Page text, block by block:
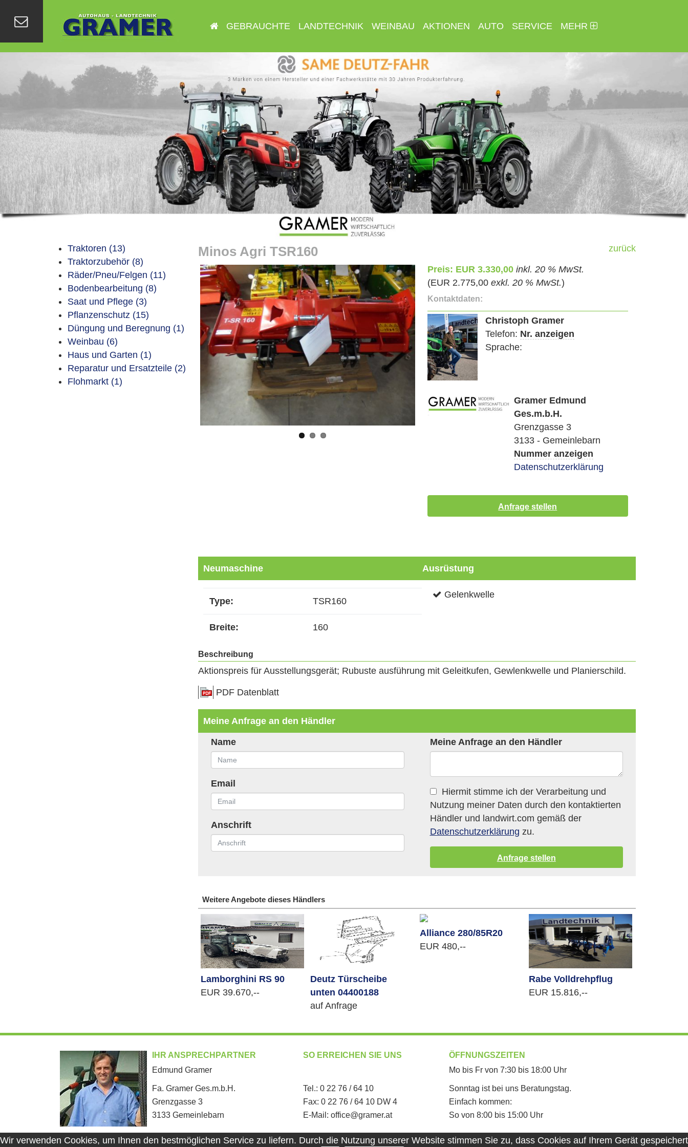
Wir verwenden Cookies, um Ihnen den bestmöglichen Service zu liefern. Durch die Nutzung unserer Website stimmen Sie zu, dass Cookies auf Ihrem Gerät gespeichert
GEBRAUCHTE LANDTECHNIK WEINBAU AKTIONEN AUTO SERVICE MEHR
Traktoren (13)
Traktorzubehör (8)
Räder/Pneu/Felgen (11)
Bodenbearbeitung (8)
Saat und Pflege (3)
Pflanzenschutz (15)
Düngung und Beregnung (1)
Weinbau (6)
Haus und Garten (1)
Reparatur und Ersatzteile (2)
Flohmarkt (1)
Minos Agri TSR160 zurück
Preis: EUR 3.330,00 inkl. 20 % MwSt.
(EUR 2.775,00 exkl. 20 % MwSt.)
Kontaktdaten:
Christoph Gramer
Telefon: Nr. anzeigen
Sprache:
Gramer Edmund
Ges.m.b.H.
Grenzgasse 3
3133 - Gemeinlebarn
Nummer anzeigen
Datenschutzerklärung
Neumaschine
Type: TSR160
Breite: 160
Ausrüstung
Gelenkwelle
Beschreibung
Aktionspreis für Ausstellungsgerät; Rubuste ausführung mit Geleitkufen, Gewlenkwelle und Planierschild.
PDF Datenblatt
Meine Anfrage an den Händler
Name
Email
Anschrift
Meine Anfrage an den Händler
Hiermit stimme ich der Verarbeitung und
Nutzung meiner Daten durch den kontaktierten
Händler und landwirt.com gemäß der
Datenschutzerklärung zu.
Weitere Angebote dieses Händlers
Lamborghini RS 90
EUR 39.670,--
Deutz Türscheibe
unten 04400188
auf Anfrage
Alliance 280/85R20
EUR 480,--
Rabe Volldrehpflug
EUR 15.816,--
IHR ANSPRECHPARTNER
Edmund Gramer
Fa. Gramer Ges.m.b.H.
Grenzgasse 3
3133 Gemeinlebarn
SO ERREICHEN SIE UNS
Tel.: 0 22 76 / 64 10
Fax: 0 22 76 / 64 10 DW 4
E-Mail: office@gramer.at
ÖFFNUNGSZEITEN
Mo bis Fr von 7:30 bis 18:00 Uhr
Sonntag ist bei uns Beratungstag.
Einfach kommen:
So von 8:00 bis 15:00 Uhr